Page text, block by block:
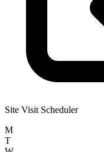
Site Visit Scheduler
M
T